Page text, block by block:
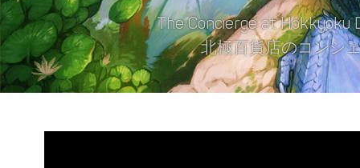
The Concierge at
北極百貨店のコンシ